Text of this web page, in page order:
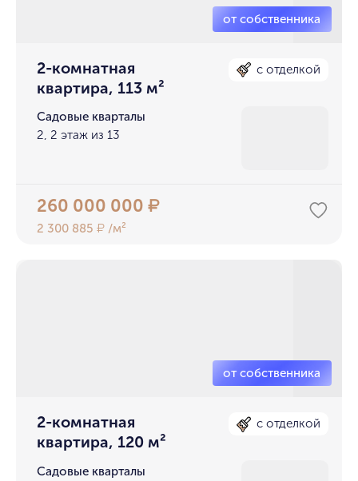
2-комнатная
квартира, 113 м²
с отделкой
Садовые кварталы
2, 2 этаж из 13
260 000 000₽
2 300 885₽ /м²
2-комнатная
квартира, 120 м²
с отделкой
Садовые кварталы